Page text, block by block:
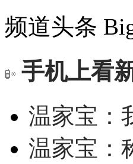
频道头条
手机上看
温家宝：
温家宝：